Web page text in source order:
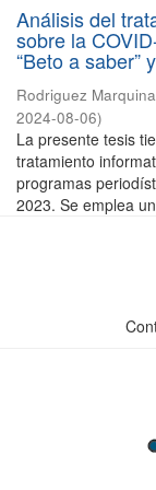
Análisis del
sobre la
“Beto a saber”
Rodriguez
2024-08-06)
La presente tesis
tratamiento
programas
2023. Se emplea